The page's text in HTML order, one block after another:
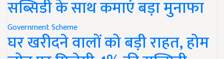
सब्सिडी के साथ कमाएं बड़ा मुनाफा
Government Scheme
घर खरीदने वालों को बड़ी राहत, होम